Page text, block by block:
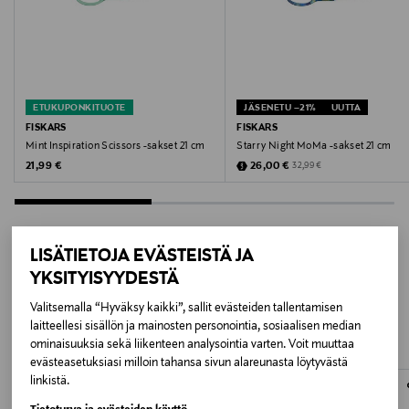
LISÄTIETOJA EVÄSTEISTÄ JA
YKSITYISYYDESTÄ
Valitsemalla “Hyväksy kaikki”, sallit evästeiden tallentamisen
laitteellesi sisällön ja mainosten personointia, sosiaalisen median
ominaisuuksia sekä liikenteen analysointia varten. Voit muuttaa
evästeasetuksiasi milloin tahansa sivun alareunasta löytyvästä
linkistä.
Konepesun kestävä
Kokotiedot
Leveys 8,2 cm. Pituus 2,4 cm. Korkeus 21 cm.
0.09 kg
Kuviosuunnittelija
Klaus Haapaniemi
ETUKUPONKITUOTE
FISKARS
Mint Inspiration Scissors -sakset 21 cm
Original Price
21,99 €
JÄSENETU –21% UUTTA
FISKARS
Starry Night MoMa -sakset 21 cm
Discounted Price
26,00 € Original Price
32,99 €
LISÄÄ KIINNOSTAVIA
TUOTTEITA